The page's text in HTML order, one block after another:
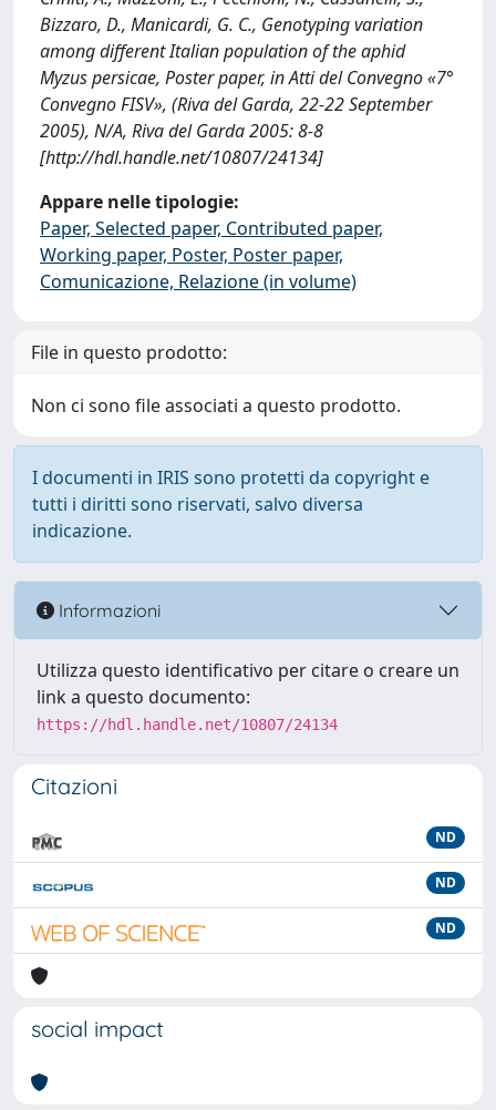
Bizzaro, D., Manicardi, G. C., Genotyping variation
among different Italian population of the aphid
Myzus persicae, Poster paper, in Atti del Convegno «7°
Convegno FISV», (Riva del Garda, 22-22 September
2005), N/A, Riva del Garda 2005: 8-8
[http://hdl.handle.net/10807/24134]
Appare nelle tipologie:
Paper, Selected paper, Contributed paper,
Working paper, Poster, Poster paper,
Comunicazione, Relazione (in volume)
File in questo prodotto:
Non ci sono file associati a questo prodotto.
I documenti in IRIS sono protetti da copyright e
tutti i diritti sono riservati, salvo diversa
indicazione.
Informazioni
Utilizza questo identificativo per citare o creare un
link a questo documento:
https://hdl.handle.net/10807/24134
Citazioni
ND
ND
ND
social impact